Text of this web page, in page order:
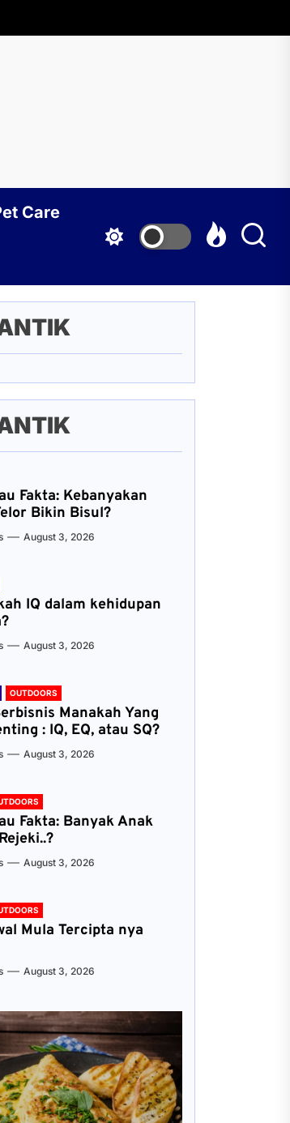
Care
Fakta: Kebanyakan
Bikin Bisul?
August 3, 2026
IQ dalam kehidupan
August 3, 2026
OUTDOORS
Manakah Yang
: IQ, EQ, atau SQ?
August 3, 2026
Fakta: Banyak Anak
August 3, 2026
Mula Tercipta nya
August 3, 2026